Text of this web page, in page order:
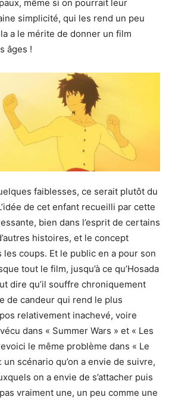
même si on pourrait leur
simplicité, qui les rend un peu
a le mérite de donner un film
âges !
faiblesses, ce serait plutôt du
de cet enfant recueilli par cette
bien dans l’esprit de certains
histoires, et le concept
les coups. Et le public en a pour son
tout le film, jusqu’à ce qu’Hosada
dire qu’il souffre chroniquement
de candeur qui rend le plus
relativement inachevé, voire
dans « Summer Wars » et « Les
le même problème dans « Le
un scénario qu’on a envie de suivre,
on a envie de s’attacher puis
vraiment une, un peu comme une